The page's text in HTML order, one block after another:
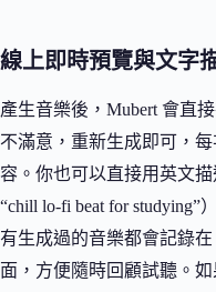
線上即時預覽與文字
產生音樂後，Mubert 會直
不滿意，重新生成即可，
容。你也可以直接用英文
“chill lo-fi beat for
有生成過的音樂都會記錄在
面，方便隨時回顧試聽。